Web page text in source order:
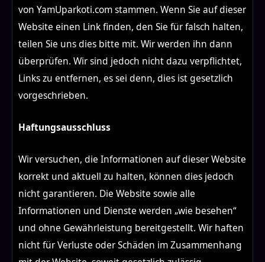
von YamUparkoti.com stammen. Wenn Sie auf dieser
Website einen Link finden, den Sie für falsch halten,
teilen Sie uns dies bitte mit. Wir werden ihn dann
überprüfen. Wir sind jedoch nicht dazu verpflichtet,
Links zu entfernen, es sei denn, dies ist gesetzlich
vorgeschrieben.
Haftungsausschluss
Wir versuchen, die Informationen auf dieser Website
korrekt und aktuell zu halten, können dies jedoch
nicht garantieren. Die Website sowie alle
Informationen und Dienste werden „wie besehen“
und ohne Gewährleistung bereitgestellt. Wir haften
nicht für Verluste oder Schäden im Zusammenhang